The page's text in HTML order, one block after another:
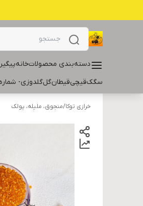
دسته‌بندی محصولاتخانه
سگکقیچیقیطانگلگلدوزی-
خرازی توکا/منجوق، ملیله، پولک